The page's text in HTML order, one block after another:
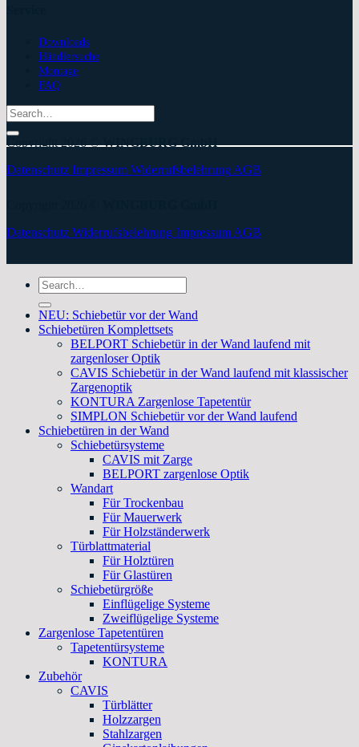
Downloads
Händlersuche
Montage
FAQ
Search
for:
Copyright 2026 ©WINGBURG GmbH
Datenschutz Impressum Widerrufsbelehrung AGB
Datenschutz Widerrufsbelehrung Impressum AGB
Search
for:
NEU: Schiebetür vor der Wand
Schiebetüren Komplettsets
BELPORT Schiebetür in der Wand laufend mit
zargenloser Optik
CAVIS Schiebetür in der Wand laufend mit klassischer
Zargenoptik
KONTURA Zargenlose Tapetentür
SIMPLON Schiebetür vor der Wand laufend
Schiebetüren in der Wand
Schiebetürsysteme
CAVIS mit Zarge
BELPORT zargenlose Optik
Wandart
Für Trockenbau
Für Mauerwerk
Für Holzständerwerk
Türblattmaterial
Für Holztüren
Für Glastüren
Schiebetürgröße
Einflügelige Systeme
Zweiflügelige Systeme
Zargenlose Tapetentüren
Tapetentürsysteme
KONTURA
Zubehör
CAVIS
Türblätter
Holzzargen
Stahlzargen